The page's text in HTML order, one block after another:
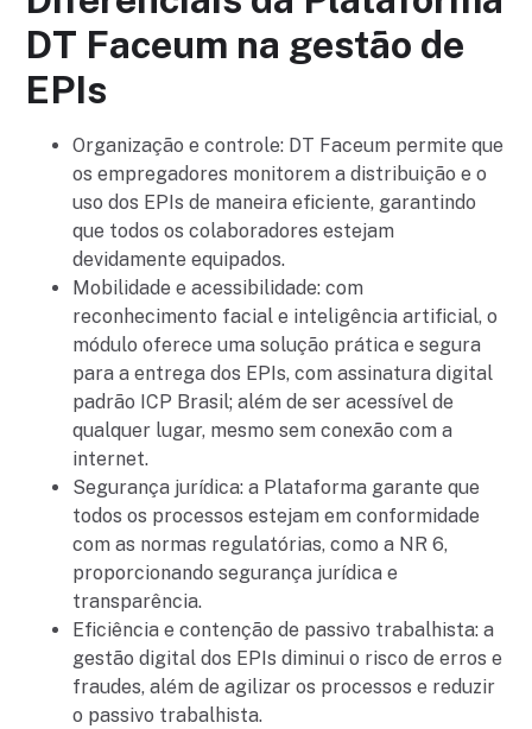
DT Faceum na gestão de
EPIs
Organização e controle: DT Faceum permite que
os empregadores monitorem a distribuição e o
uso dos EPIs de maneira eficiente, garantindo
que todos os colaboradores estejam
devidamente equipados.
Mobilidade e acessibilidade: com
reconhecimento facial e inteligência artificial, o
módulo oferece uma solução prática e segura
para a entrega dos EPIs, com assinatura digital
padrão ICP Brasil; além de ser acessível de
qualquer lugar, mesmo sem conexão com a
internet.
Segurança jurídica: a Plataforma garante que
todos os processos estejam em conformidade
com as normas regulatórias, como a NR 6,
proporcionando segurança jurídica e
transparência.
Eficiência e contenção de passivo trabalhista: a
gestão digital dos EPIs diminui o risco de erros e
fraudes, além de agilizar os processos e reduzir
o passivo trabalhista.